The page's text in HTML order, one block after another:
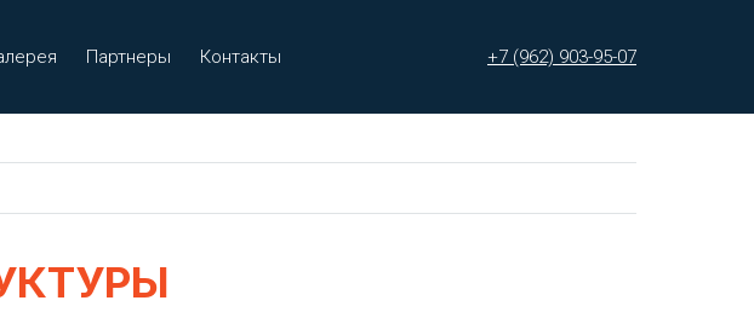
Партнеры Контакты +7 (962) 903-95-07